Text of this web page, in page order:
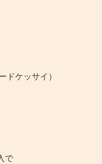
ドケッサイ）
で